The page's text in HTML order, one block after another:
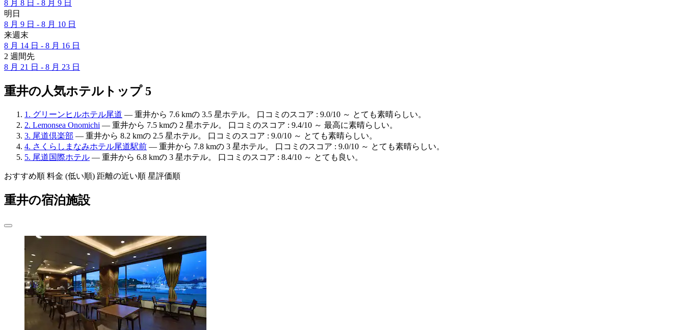
8 月 8 日 - 8 月 9 日
明日
8 月 9 日 - 8 月 10 日
来週末
8 月 14 日 - 8 月 16 日
2 週間先
8 月 21 日 - 8 月 23 日
重井の人気ホテルトップ 5
1. グリーンヒルホテル尾道 — 重井から 7.6 kmの 3.5 星ホテル。 口コミのスコア : 9.0/10 ～ とても素晴らしい。
2. Lemonsea Onomichi — 重井から 7.5 kmの 2 星ホテル。 口コミのスコア : 9.4/10 ～ 最高に素晴らしい。
3. 尾道倶楽部 — 重井から 8.2 kmの 2.5 星ホテル。 口コミのスコア : 9.0/10 ～ とても素晴らしい。
4. さくらしまなみホテル尾道駅前 — 重井から 7.8 kmの 3 星ホテル。 口コミのスコア : 9.0/10 ～ とても素晴らしい。
5. 尾道国際ホテル — 重井から 6.8 kmの 3 星ホテル。 口コミのスコア : 8.4/10 ～ とても良い。
おすすめ順 料金 (低い順) 距離の近い順 星評価順
重井の宿泊施設